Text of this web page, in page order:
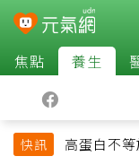
焦點 養生
快訊
高蛋白不